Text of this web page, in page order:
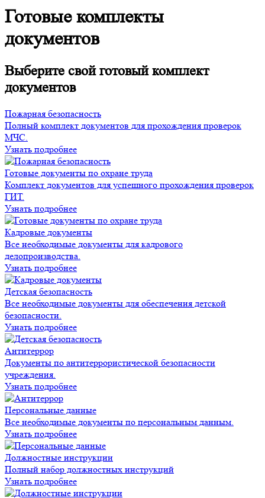
Готовые комплекты
документов
Выберите свой готовый комплект
документов
Пожарная безопасность
Полный комплект документов для прохождения проверок
МЧС.
Узнать подробнее
Готовые документы по охране труда
Комплект документов для успешного прохождения проверок
ГИТ.
Узнать подробнее
Кадровые документы
Все необходимые документы для кадрового
делопроизводства.
Узнать подробнее
Детская безопасность
Все необходимые документы для обеспечения детской
безопасности.
Узнать подробнее
Антитеррор
Документы по антитеррористической безопасности
учреждения.
Узнать подробнее
Персональные данные
Все необходимые документы по персональным данным.
Узнать подробнее
Должностные инструкции
Полный набор должностных инструкций
Узнать подробнее